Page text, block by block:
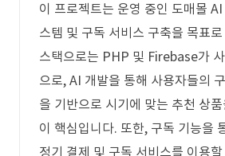
이 프로젝트는 운영 중인 도매몰 AI
스템 및 구독 서비스 구축을 목표
스택으로는 PHP 및 Firebase가
으로, AI 개발을 통해 사용자들의
을 기반으로 시기에 맞는 추천 상
이 핵심입니다. 또한, 구독 기능을
정기 결제 및 구독 서비스를 이용